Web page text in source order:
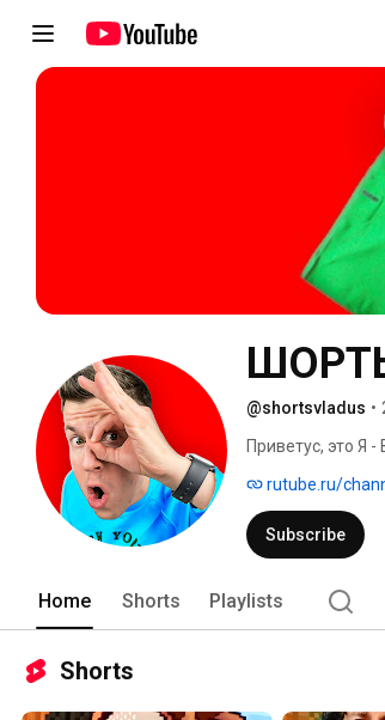
@shortsvladus •
Приветус, это Я
rutube.ru/
Subscribe
Home Shorts Playlists
Shorts